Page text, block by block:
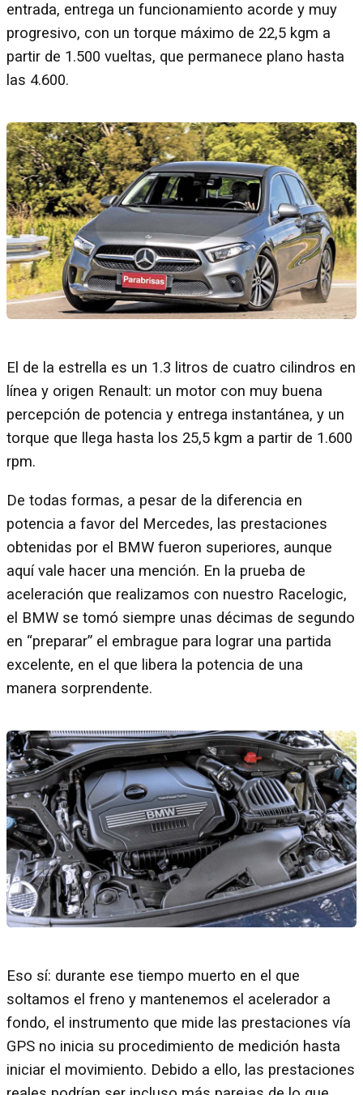
entrada, entrega un funcionamiento acorde y muy
progresivo, con un torque máximo de 22,5 kgm a
partir de 1.500 vueltas, que permanece plano hasta
las 4.600.
El de la estrella es un 1.3 litros de cuatro cilindros en
línea y origen Renault: un motor con muy buena
percepción de potencia y entrega instantánea, y un
torque que llega hasta los 25,5 kgm a partir de 1.600
rpm.
De todas formas, a pesar de la diferencia en
potencia a favor del Mercedes, las prestaciones
obtenidas por el BMW fueron superiores, aunque
aquí vale hacer una mención. En la prueba de
aceleración que realizamos con nuestro Racelogic,
el BMW se tomó siempre unas décimas de segundo
en “preparar” el embrague para lograr una partida
excelente, en el que libera la potencia de una
manera sorprendente.
Eso sí: durante ese tiempo muerto en el que
soltamos el freno y mantenemos el acelerador a
fondo, el instrumento que mide las prestaciones vía
GPS no inicia su procedimiento de medición hasta
iniciar el movimiento. Debido a ello, las prestaciones